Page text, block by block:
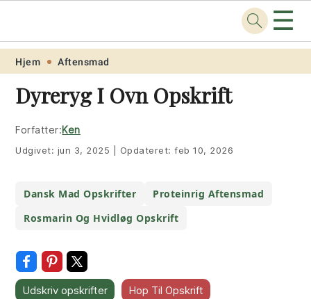
Skip
primary
navigation
Skip
main
content
Skip
primary
sidebar
Skip
footer
Opskrift.net ☰
Hjem Aftensmad
Dyreryg I Ovn Opskrift
Forfatter:Ken
Udgivet: jun 3, 2025 Opdateret:feb 10, 2026
Dansk Mad Opskrifter
Proteinrig Aftensmad
Rosmarin Og Hvidløg Opskrift
Udskriv opskrifter Hop Til Opskrift